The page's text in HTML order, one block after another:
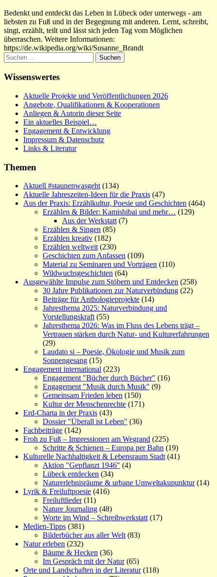
Bedenkt und entdeckt das Leben in Lübeck oder unterwegs - am
liebsten zu Fuß und in der Begegnung mit anderen. Lernt, schreibt,
singt, erzählt, teilt und lässt sich jeden Tag vom Möglichen
überraschen. Weitere Informationen:
https://de.wikipedia.org/wiki/Susanne_Brandt
Suchen
nach:
Wissenswertes
Aktuelle Projekte und Veröffentlichungen 2026
Angebote, Qualifikationen & Kooperationen
Anliegen & Autorin dieser Seite
Ein aktuelles Beispiel…
Engagement & Entwicklung
Impressum & Datenschutz
Links & Literatur
Themen
Aktuell #staunenwasgeht (134)
Aktuelle Jahreszeiten-Ideen für die Praxis (47)
Aus der Praxis: Erzählkultur, Poesie und Geschichten (464)
Erzählen & Bilder: Kamishibai und mehr… (129)
Aus der Werkstatt (7)
Erzählen & Singen (85)
Erzählen kreativ (182)
Erzählen weltweit (230)
Geschichten zum Anfassen (109)
Material zu Seminaren und Vorträgen (110)
Wildwuchsgeschichten (64)
Ausgewählte Impulse zum Stöbern und Entdecken (258)
30 Jahre Publikationen zur Naturverbindung (22)
Beiträge für Anthologieprojekte (14)
Jahresthema 2025: Naturverbindung und
Vorstellungskraft (55)
Jahresthema 2026: Was im Fluss des Lebens trägt –
Vertrauen stärken durch Natur- und Kulturerfahrungen
(29)
Laudato si – Poesie, Ökologie und Musik zum
Sonnengesang (15)
Engagement international (223)
Engagement "Bücher durch Bücher" (16)
Engagement "Musik durch Musik" (9)
Gemeinsam Frieden leben (150)
Kultur der Menschenrechte (171)
Erd-Charta in der Praxis (43)
Dossier "Überall ist Leben" (36)
Fachbeiträge (142)
Froh zu Fuß – Impressionen am Wegrand (225)
Schritte & Schienen – Europa per Bahn (19)
Kulturelle Nachhaltigkeit & Lebensraum Stadt (41)
Aktion "Gepflanzt 1946" (4)
Lübeck entdecken (34)
Naturerlebnisräume & urbane Umweltakupunktur(14)
Lyrik & Freiluftpoesie (416)
Freiluftlieder(11)
Nature Journaling (48)
Worte im Wind – Schreibwerkstatt (17)
Medien-Tipps (381)
Bilderbücher aus aller Welt (83)
Natur erleben (232)
Bäume & Hecken (36)
Im Gespräch mit der Natur(65)
Orte und Landschaften in der Literatur(118)